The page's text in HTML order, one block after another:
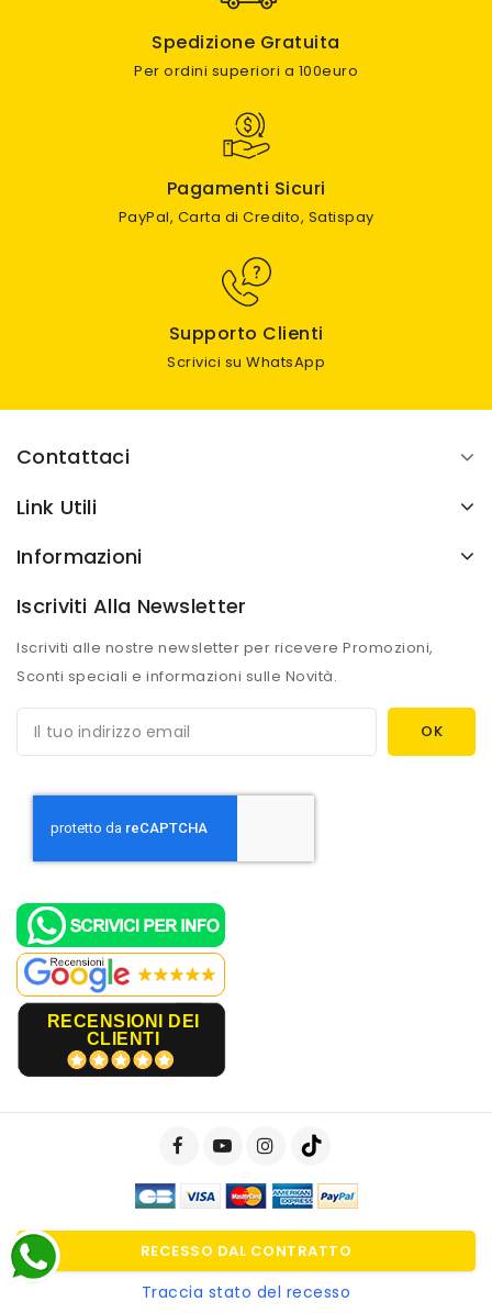
Spedizione Gratuita
Per ordini superiori a 100euro
Pagamenti Sicuri
PayPal, Carta di Credito, Satispay
Supporto Clienti
Scrivici su WhatsApp
Contattaci
Link Utili
Informazioni
Iscriviti Alla Newsletter
Iscriviti alle nostre newsletter per ricevere Promozioni,
Sconti speciali e informazioni sulle Novità.
RECENSIONI DEI
CLIENTI
RECESSO DAL CONTRATTO
Traccia stato del recesso